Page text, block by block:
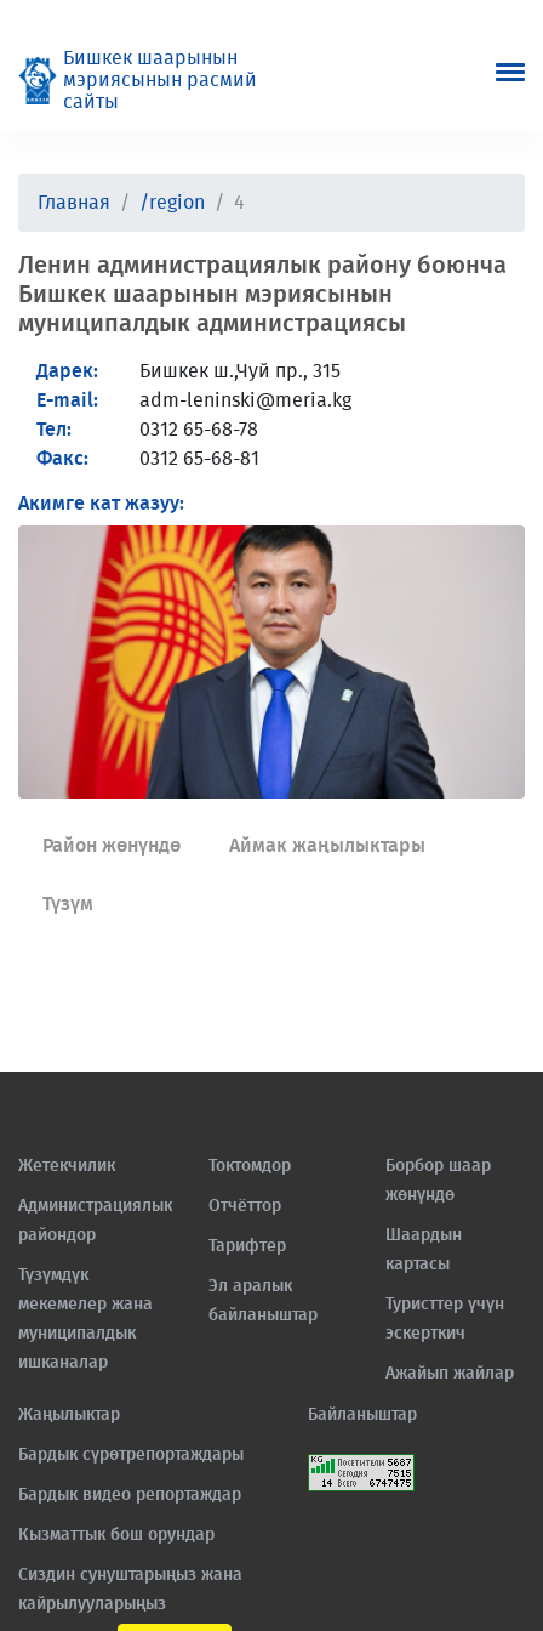
Бишкек шаарынын
мэриясынын расмий
сайты
Главная /region 4
Ленин администрациялык району боюнча
Бишкек шаарынын мэриясынын
муниципалдык администрациясы
Дарек:
Бишкек ш.,Чуй пр., 315
E-mail:
adm-leninski@meria.kg
Тел:
0312 65-68-78
Факс:
0312 65-68-81
Акимге кат жазуу:
Район жөнүндө Аймак жаңылыктары
Түзүм
Жетекчилик
Администрациялык
райондор
Түзүмдүк
мекемелер жана
муниципалдык
ишканалар
Токтомдор
Отчёттор
Тарифтер
Эл аралык
байланыштар
Борбор шаар
жөнүндө
Шаардын
картасы
Туристтер үчүн
эскерткич
Ажайып жайлар
Жаңылыктар
Бардык сүрөтрепортаждары
Бардык видео репортаждар
Кызматтык бош орундар
Сиздин сунуштарыңыз жана
кайрылууларыңыз
Байланыштар